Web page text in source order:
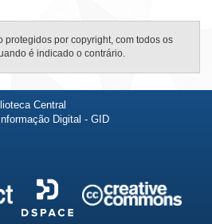
protegidos por copyright, com todos os
é indicado o contrário.
Central
Digital - GID